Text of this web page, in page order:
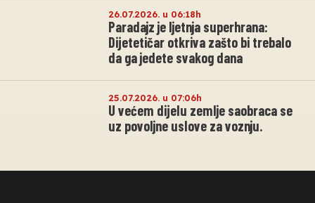
26.07.2026. u 06:18h
Paradajz je ljetnja superhrana:
Dijetetičar otkriva zašto bi trebalo
da ga jedete svakog dana
25.07.2026. u 07:06h
U većem dijelu zemlje saobraca se
uz povoljne uslove za voznju.